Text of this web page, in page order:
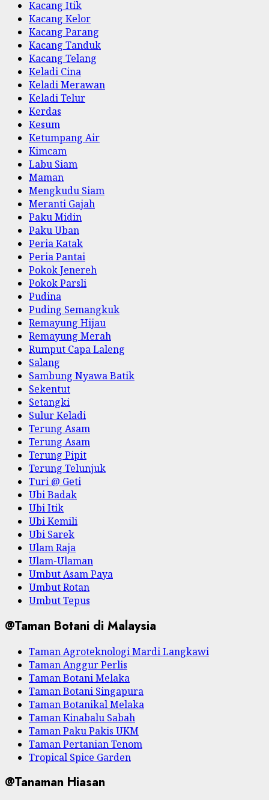
Kacang Itik
Kacang Kelor
Kacang Parang
Kacang Tanduk
Kacang Telang
Keladi Cina
Keladi Merawan
Keladi Telur
Kerdas
Kesum
Ketumpang Air
Kimcam
Labu Siam
Maman
Mengkudu Siam
Meranti Gajah
Paku Midin
Paku Uban
Peria Katak
Peria Pantai
Pokok Jenereh
Pokok Parsli
Pudina
Puding Semangkuk
Remayung Hijau
Remayung Merah
Rumput Capa Laleng
Salang
Sambung Nyawa Batik
Sekentut
Setangki
Sulur Keladi
Terung Asam
Terung Asam
Terung Pipit
Terung Telunjuk
Turi @ Geti
Ubi Badak
Ubi Itik
Ubi Kemili
Ubi Sarek
Ulam Raja
Ulam-Ulaman
Umbut Asam Paya
Umbut Rotan
Umbut Tepus
@Taman Botani di Malaysia
Taman Agroteknologi Mardi Langkawi
Taman Anggur Perlis
Taman Botani Melaka
Taman Botani Singapura
Taman Botanikal Melaka
Taman Kinabalu Sabah
Taman Paku Pakis UKM
Taman Pertanian Tenom
Tropical Spice Garden
@Tanaman Hiasan